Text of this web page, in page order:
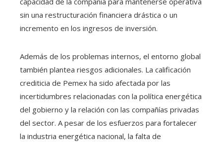
sin una restructuración financiera drástica o un
incremento en los ingresos de inversión.
Además de los problemas internos, el entorno global
también plantea riesgos adicionales. La calificación
crediticia de Pemex ha sido afectada por las
incertidumbres relacionadas con la política energética
del gobierno y la relación con las compañías privadas
del sector. A pesar de los esfuerzos para fortalecer
la industria energética nacional, la falta de